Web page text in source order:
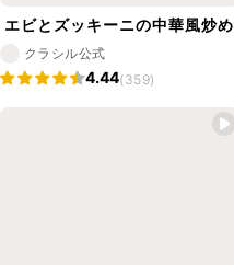
エビとズッキーニの中華風炒め
クラシル公式
4.44(359)